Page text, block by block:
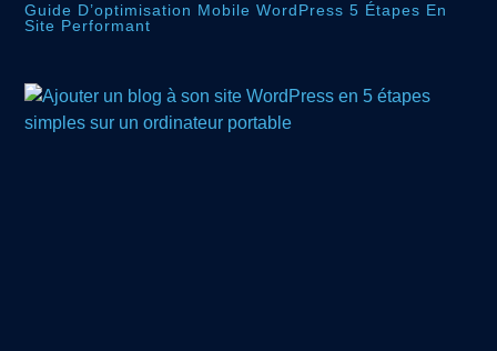
Guide D’optimisation Mobile WordPress 5 Étapes En
Site Performant